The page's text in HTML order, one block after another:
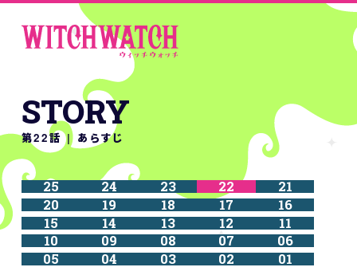
STORY
第22話 | あらすじ
25 24 23 22
21
20
19 18 17
16
15
14 13 12
11
10
09 08 07
06
05
04 03 02 01